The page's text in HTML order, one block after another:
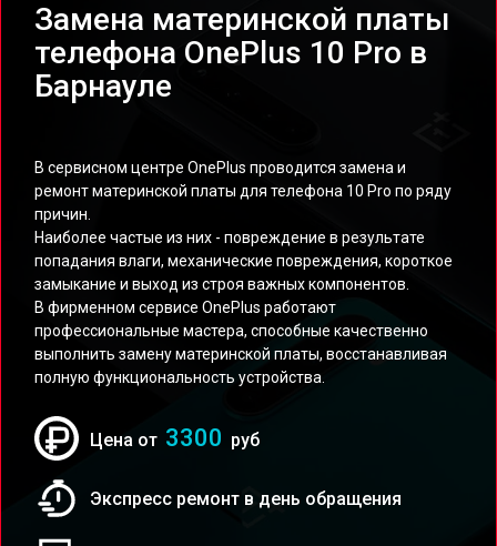
Замена материнской платы
телефона OnePlus 10 Pro в
Барнауле
В сервисном центре OnePlus проводится замена и
ремонт материнской платы для телефона 10 Pro по ряду
причин.
Наиболее частые из них - повреждение в результате
попадания влаги, механические повреждения, короткое
замыкание и выход из строя важных компонентов.
В фирменном сервисе OnePlus работают
профессиональные мастера, способные качественно
выполнить замену материнской платы, восстанавливая
полную функциональность устройства.
Цена от 3300 руб
Экспресс ремонт в день обращения